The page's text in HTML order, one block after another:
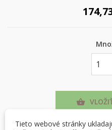

Môj zoznam
Vytvoriť
Názov
Prihlásiť sa
Musíte byť prihlásený, aby
Tieto webové stránky